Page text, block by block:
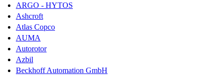
ARGO - HYTOS
Ashcroft
Atlas Copco
AUMA
Autorotor
Azbil
Beckhoff Automation GmbH